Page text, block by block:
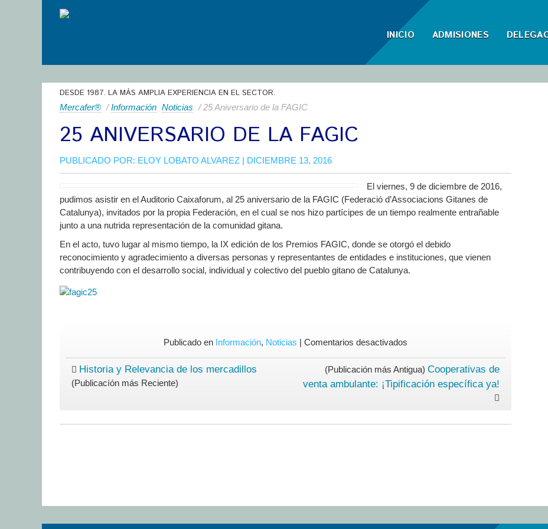
INICIO ADMISIONES
DESDE 1987. LA MÁS AMPLIA EXPERIENCIA EN EL SECTOR.
Mercafer® /Información Noticias / 25 Aniversario de la FAGIC
25 ANIVERSARIO DE LA FAGIC
PUBLICADO POR: ELOY LOBATO ALVAREZ| DICIEMBRE 13, 2016
El viernes, 9 de diciembre de 2016,
pudimos asistir en el Auditorio Caixaforum, al 25 aniversario de la FAGIC (Federació d’Associacions Gitanes de
Catalunya), invitados por la propia Federación, en el cual se nos hizo partícipes de un tiempo realmente entrañable
junto a una nutrida representación de la comunidad gitana.
En el acto, tuvo lugar al mismo tiempo, la IX edición de los Premios FAGIC, donde se otorgó el debido
reconocimiento y agradecimiento a diversas personas y representantes de entidades e instituciones, que vienen
contribuyendo con el desarrollo social, individual y colectivo del pueblo gitano de Catalunya.
Publicado en Información, Noticias | Comentarios desactivadosen
Aniversario
de
Historia y Relevancia de los mercadillos
(Publicacíón más Reciente)
(Publicación más Antigua)Cooperativas de
venta ambulante: ¡Tipificación específica ya!